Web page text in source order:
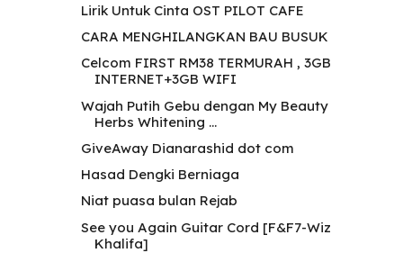
Lirik Untuk Cinta OST PILOT CAFE
CARA MENGHILANGKAN BAU BUSUK
Celcom FIRST RM38 TERMURAH , 3GB
INTERNET+3GB WIFI
Wajah Putih Gebu dengan My Beauty
Herbs Whitening ...
GiveAway Dianarashid dot com
Hasad Dengki Berniaga
Niat puasa bulan Rejab
See you Again Guitar Cord [F&F7-Wiz
Khalifa]